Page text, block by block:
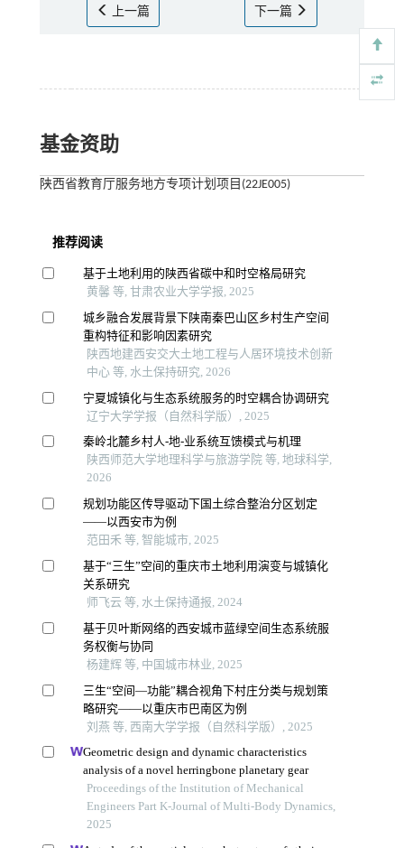
上一篇 下一篇
基金资助
陕西省教育厅服务地方专项计划项目(22JE005)